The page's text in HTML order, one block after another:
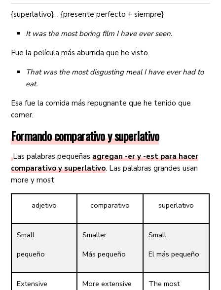
{superlativo}… {presente perfecto + siempre}
It was the most boring film I have ever seen.
Fue la película más aburrida que he visto.
That was the most disgusting meal I have ever had to
eat.
Esa fue la comida más repugnante que he tenido que
comer.
Formando comparativo y superlativo
Las palabras pequeñasagregan -er y -est para hacer
comparativo y superlativo. Las palabras grandes usan
more y most
adjetivo comparativo superlativo
Small
pequeño
Smaller
Más pequeño
Small
El más pequeño
Extensive
More extensive
The most